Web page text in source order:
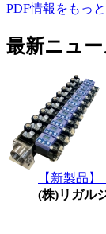
PDF情報をもっ
最新ニュ
【新製品
(株)リガル